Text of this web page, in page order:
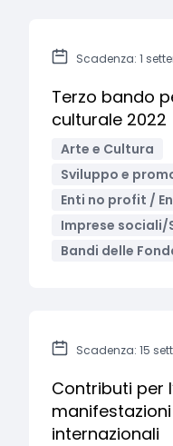
Scadenza: 1
Terzo bando
culturale 2022
Arte e Cultura
Sviluppo e
Enti no profit /
Imprese
Bandi delle
Scadenza: 15
Contributi per
internazionali